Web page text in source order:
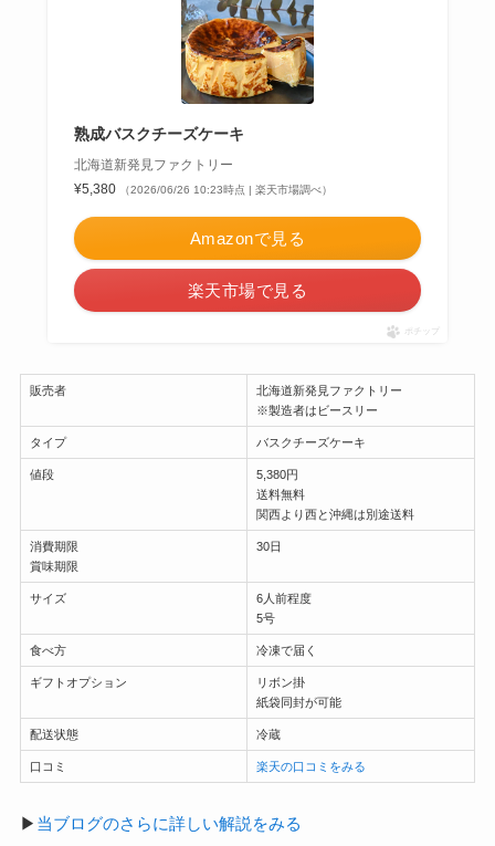
熟成バスクチーズケーキ
北海道新発見ファクトリー
¥5,380
（2026/06/26 10:23時点 | 楽天市場調べ）
Amazonで見る
楽天市場で見る
ポチップ
販売者
北海道新発見ファクトリー
※製造者はビースリー
タイプ バスクチーズケーキ
値段
5,380円
送料無料
関西より西と沖縄は別途送料
消費期限
賞味期限
30日
サイズ
6人前程度
5号
食べ方 冷凍で届く
ギフトオプション
リボン掛
紙袋同封が可能
配送状態 冷蔵
口コミ 楽天の口コミをみる
▶ 当ブログのさらに詳しい解説をみる